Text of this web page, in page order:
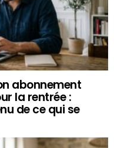
abonnement
la rentrée :
de ce qui se